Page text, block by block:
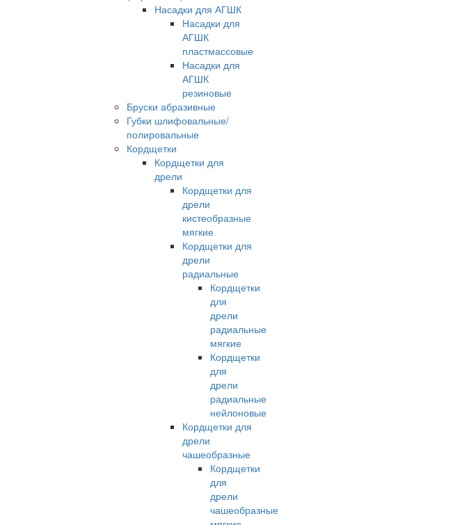
Насадки для АГШК
Насадки для
АГШК
пластмассовые
Насадки для
АГШК
резиновые
Бруски абразивные
Губки шлифовальные/
полировальные
Кордщетки
Кордщетки для
дрели
Кордщетки для
дрели
кистеобразные
мягкие
Кордщетки для
дрели
радиальные
Кордщетки
для
дрели
радиальные
мягкие
Кордщетки
для
дрели
радиальные
нейлоновые
Кордщетки для
дрели
чашеобразные
Кордщетки
для
дрели
чашеобразные